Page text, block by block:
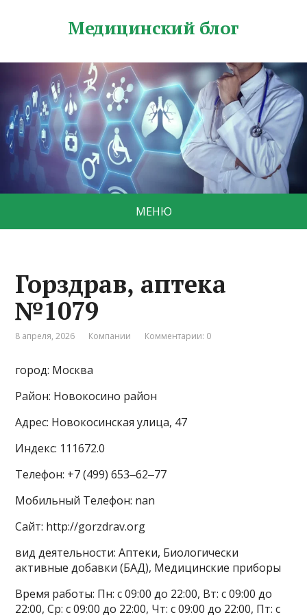
Медицинский блог
МЕНЮ
Горздрав, аптека
№1079
8 апреля, 2026 Компании Комментарии: 0
город: Москва
Район: Новокосино район
Адрес: Новокосинская улица, 47
Индекс: 111672.0
Телефон: +7 (499) 653‒62‒77
Мобильный Телефон: nan
Сайт: http://gorzdrav.org
вид деятельности: Аптеки, Биологически
активные добавки (БАД), Медицинские приборы
Время работы: Пн: с 09:00 до 22:00, Вт: с 09:00 до
22:00, Ср: с 09:00 до 22:00, Чт: с 09:00 до 22:00, Пт: с